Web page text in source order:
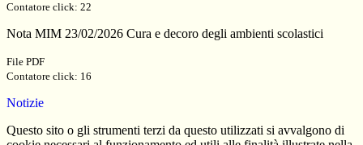
Contatore click: 22
Nota MIM 23/02/2026 Cura e decoro degli ambienti scolastici
File PDF
Contatore click: 16
Notizie
Questo sito o gli strumenti terzi da questo utilizzati si avvalgono di